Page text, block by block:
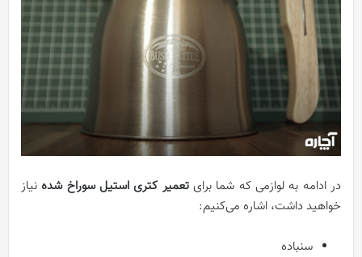
در ادامه به لوازمی که شما برایتعمیر کتری استیل سوراخ شدهنیاز
خواهید داشت، اشاره می‌کنیم:
سنباده